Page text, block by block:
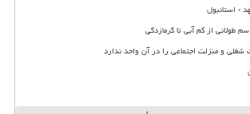
- استانبول
طولانی از کم آبی تا گرمازدگی
و منزلت اجتماعی را در آن واحد ندارد